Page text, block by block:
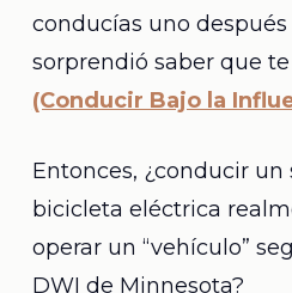
conducías uno
sorprendió saber que
(Conducir Bajo la
Entonces, ¿conducir un
bicicleta eléctrica
operar un “vehículo”
DWI de Minnesota?